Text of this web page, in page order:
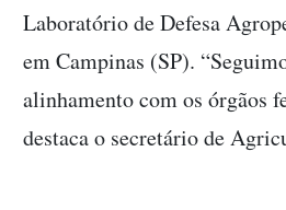
Laboratório de Defesa
em Campinas (SP).
alinhamento com os órgãos
destaca o secretário de